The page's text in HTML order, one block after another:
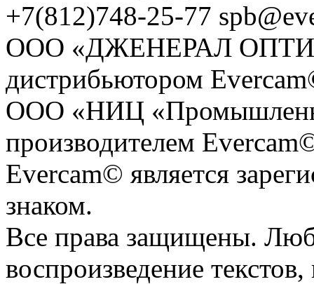
+7(812)748-25-77
ООО «ДЖЕНЕРАЛ
дистрибьютором
ООО «НИЦ
производителем
Evercam© является
знаком.
Все права защищены.
воспроизведение